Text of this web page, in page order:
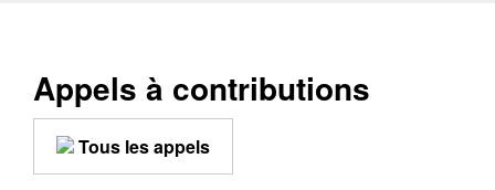
Appels à contributions
Tous les appels